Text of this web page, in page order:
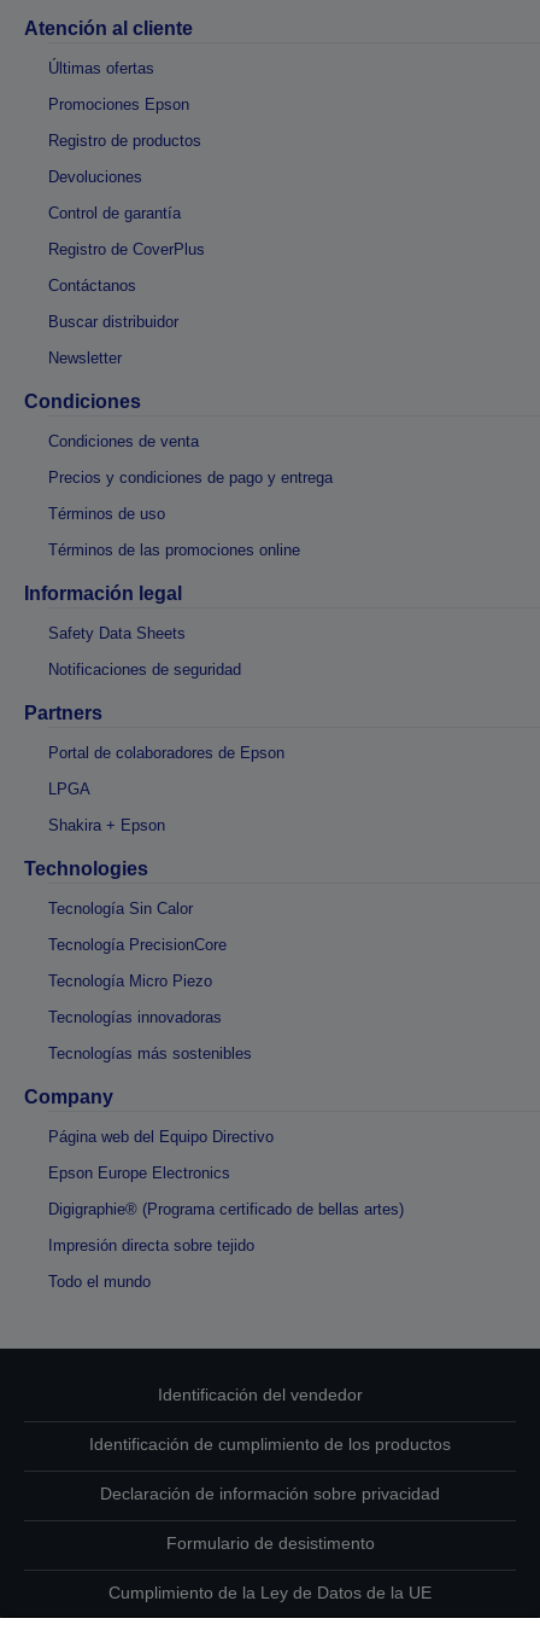
Atención al cliente
Últimas ofertas
Promociones Epson
Registro de productos
Devoluciones
Control de garantía
Registro de CoverPlus
Contáctanos
Buscar distribuidor
Newsletter
Condiciones
Condiciones de venta
Precios y condiciones de pago y entrega
Términos de uso
Términos de las promociones online
Información legal
Safety Data Sheets
Notificaciones de seguridad
Partners
Portal de colaboradores de Epson
LPGA
Shakira + Epson
Technologies
Tecnología Sin Calor
Tecnología PrecisionCore
Tecnología Micro Piezo
Tecnologías innovadoras
Tecnologías más sostenibles
Company
Página web del Equipo Directivo
Epson Europe Electronics
Digigraphie® (Programa certificado de bellas artes)
Impresión directa sobre tejido
Todo el mundo
Identificación del vendedor
Identificación de cumplimiento de los productos
Declaración de información sobre privacidad
Formulario de desistimento
Cumplimiento de la Ley de Datos de la UE